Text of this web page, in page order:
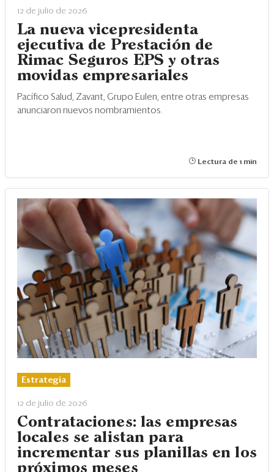
12 de julio de 2026
La nueva vicepresidenta
ejecutiva de Prestación de
Rimac Seguros EPS y otras
movidas empresariales
Pacífico Salud, Zavant, Grupo Eulen, entre otras empresas
anunciaron nuevos nombramientos.
Lectura de 1 min
Estrategia
12 de julio de 2026
Contrataciones: las empresas
locales se alistan para
incrementar sus planillas en los
próximos meses